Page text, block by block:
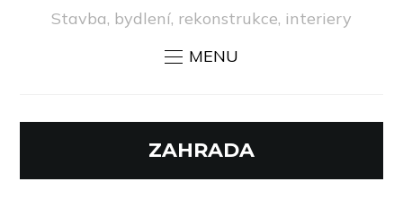
Stavba, bydlení, rekonstrukce, interiery
MENU
ZAHRADA